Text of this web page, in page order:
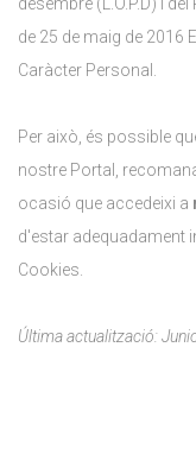
de 25 de maig de 2016
Caràcter Personal.
Per això, és possible
nostre Portal,
ocasió que accedeixi a
d'estar adequadament
Cookies.
Última actualització: